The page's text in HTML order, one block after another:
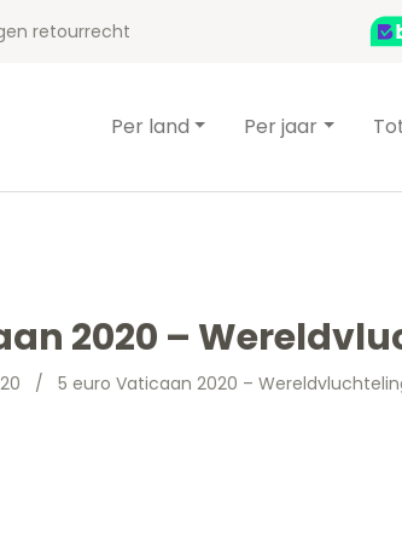
retourrecht
Per land Per jaar
2020 –
/ 5 euro Vaticaan 2020 –